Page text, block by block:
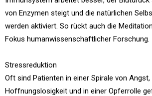
von Enzymen steigt und die natürlichen
werden aktiviert. So rückt auch die
Fokus humanwissenschaftlicher Forschung.
Stressreduktion
Oft sind Patienten in einer Spirale von
Hoffnungslosigkeit und in einer Opferrolle